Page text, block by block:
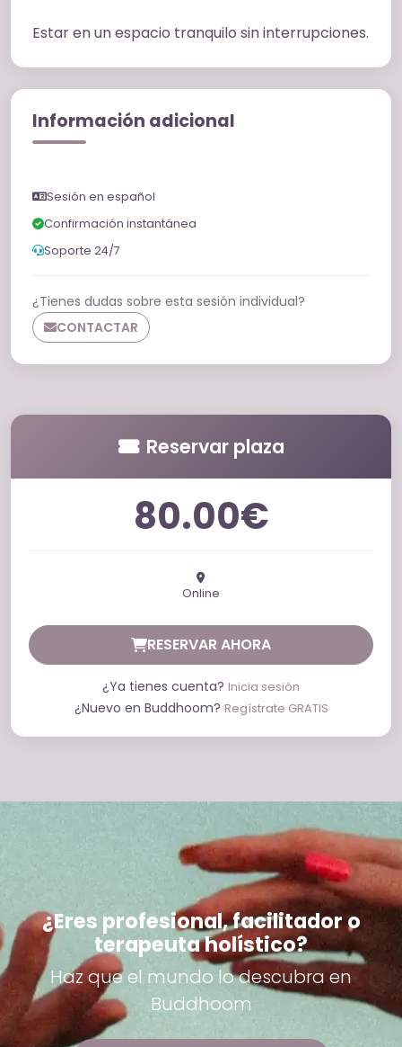
Estar en un espacio tranquilo sin interrupciones.
Información adicional
Sesión en español
Confirmación instantánea
Soporte 24/7
¿Tienes dudas sobre esta sesión individual?
CONTACTAR
Reservar plaza
80.00€
Online
RESERVAR AHORA
¿Ya tienes cuenta? Inicia sesión
¿Nuevo en Buddhoom? Regístrate GRATIS
¿Eres profesional, facilitador o
terapeuta holístico?
Haz que el mundo lo descubra en
Buddhoom